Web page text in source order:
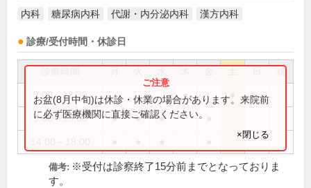
内科 糖尿病内科 代謝・内分泌内科 漢方内科
診療/受付時間・休診日
祝
9:00～12:30 ●
9:00～13:00 ● ● ●
お盆(8月中旬)は休診・休業の場合があります。来院前
に必ず医療機関に直接ご確認ください。
×閉じる
備考: ※受付は診察終了15分前までとなっておりま
す。